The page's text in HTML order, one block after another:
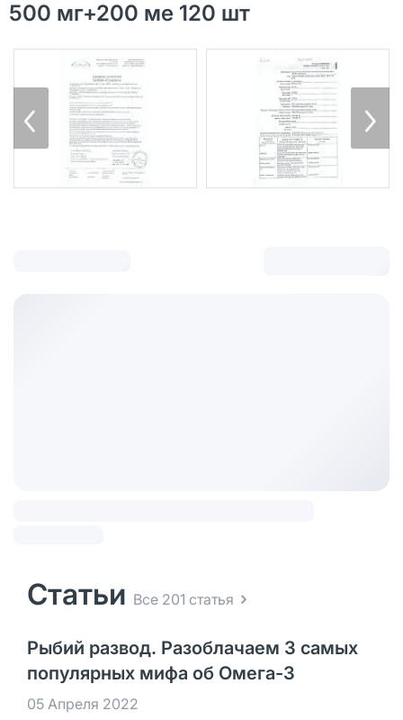
500 мг+200 ме 120 шт
Статьи Все 201 статья
Рыбий развод. Разоблачаем 3 самых
популярных мифа об Омега-3
05 Апреля 2022